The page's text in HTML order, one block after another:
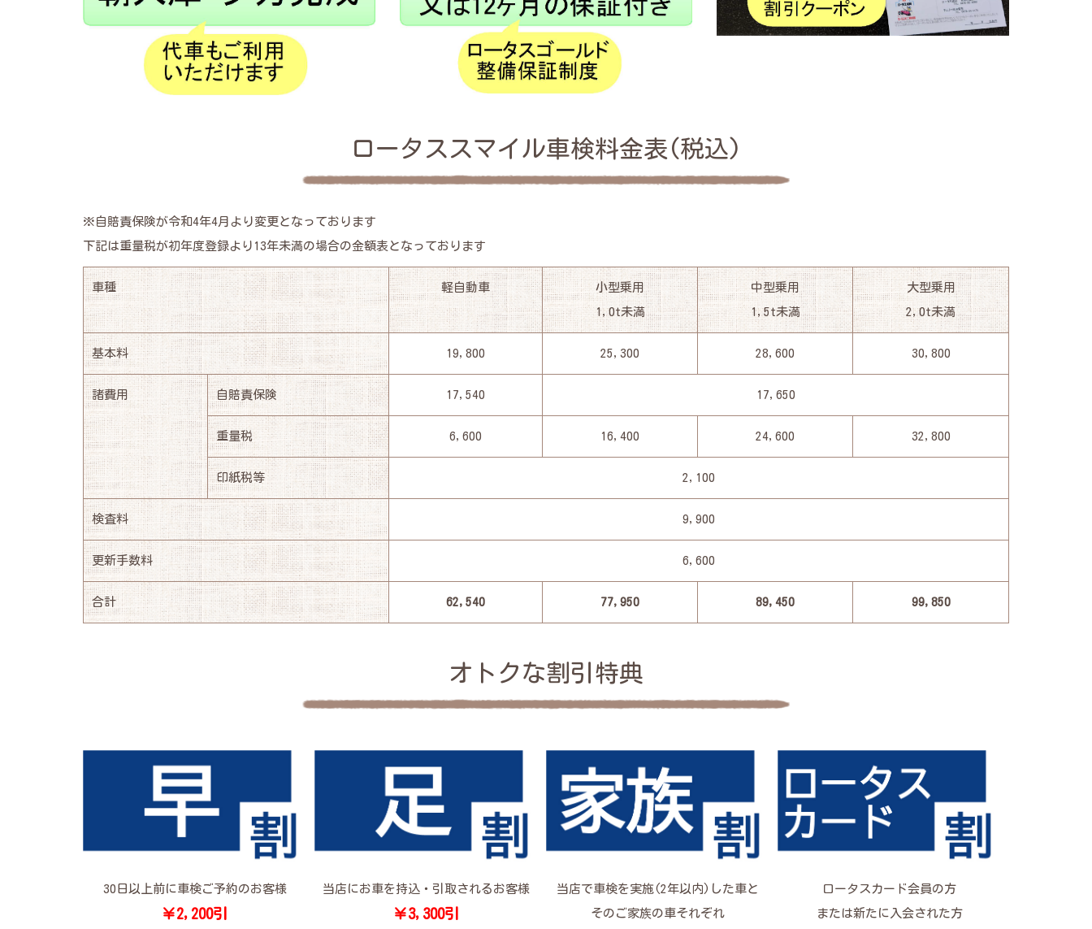
ロータススマイル車検料金表(税込)
※自賠責保険が令和4年4月より変更となっております
下記は重量税が初年度登録より13年未満の場合の金額表となっております
車種 軽自動車
小型乗用
1,0t未満
中型乗用
1,5t未満
大型乗用
2,0t未満
基本料 19,800 25,300 28,600 30,800
諸費用 自賠責保険 17,540 17,650
重量税 6,600 16,400 24,600 32,800
印紙税等 2,100
検査料 9,900
更新手数料 6,600
合計 62,540 77,950 89,450 99,850
オトクな割引特典
30日以上前に車検ご予約のお客様
￥2,200引
当店にお車を持込・引取されるお客様
￥3,300引
当店で車検を実施(2年以内)した車と
そのご家族の車それぞれ
ロータスカード会員の方
または新たに入会された方